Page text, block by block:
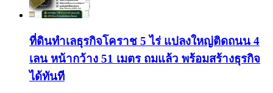
ที่ดินทำเลธุรกิจโคราช 5 ไร่ แปลงใหญ่ติดถนน 4
เลน หน้ากว้าง 51 เมตร ถมแล้ว พร้อมสร้างธุรกิจ
ได้ทันที